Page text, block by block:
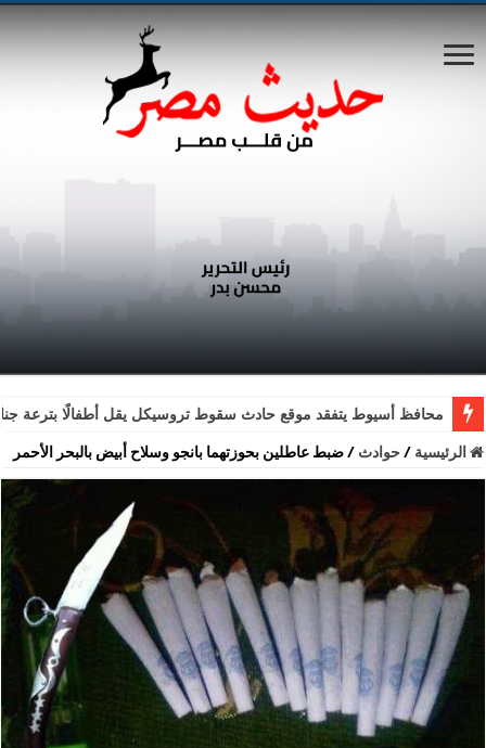
محافظ أسيوط يتفقد موقع حادث سقوط تروسيكل يقل أطفالًا بترعة
الرئيسية /حوادث /ضبط عاطلين بحوزتهما بانجو وسلاح أبيض بالبحر الأحمر